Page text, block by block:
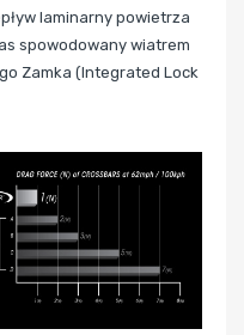
laminarny powietrza
spowodowany wiatrem
Zamka (Integrated Lock